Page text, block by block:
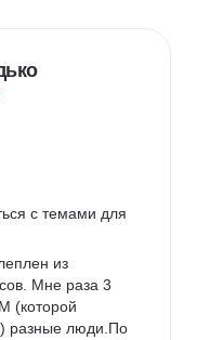
с темами для
из
Мне раза 3
(которой
разные люди.По